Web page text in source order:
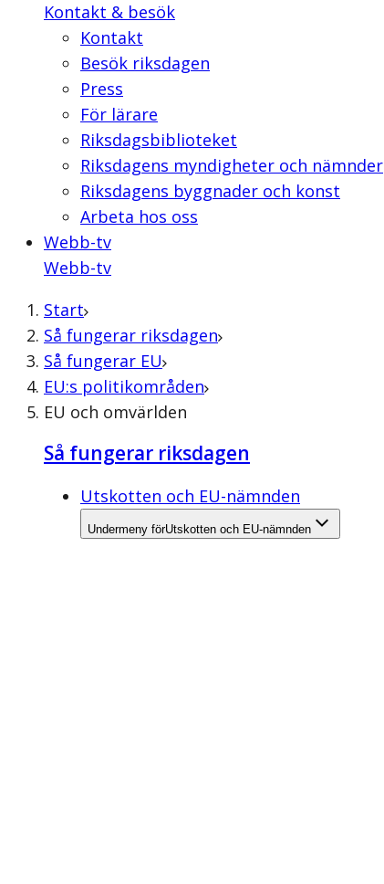
Kontakt & besök
Kontakt
Besök riksdagen
Press
För lärare
Riksdagsbiblioteket
Riksdagens myndigheter och nämnder
Riksdagens byggnader och konst
Arbeta hos oss
Webb-tv
Webb-tv
Start
Så fungerar riksdagen
Så fungerar EU
EU:s politikområden
EU och omvärlden
Så fungerar riksdagen
Utskotten och EU-nämnden
Undermeny förUtskotten och EU-nämnden